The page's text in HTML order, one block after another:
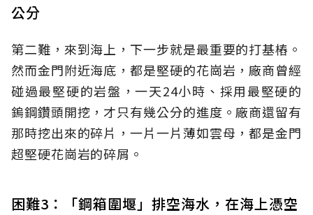
公分
第二難，來到海上，下一步就是最重要的打基樁。
然而金門附近海底，都是堅硬的花崗岩，廠商曾經
碰過最堅硬的岩盤，一天24小時、採用最堅硬的
鎢鋼鑽頭開挖，才只有幾公分的進度。廠商還留有
那時挖出來的碎片，一片一片薄如雲母，都是金門
超堅硬花崗岩的碎屑。
困難3：「鋼箱圍堰」排空海水，在海上憑空